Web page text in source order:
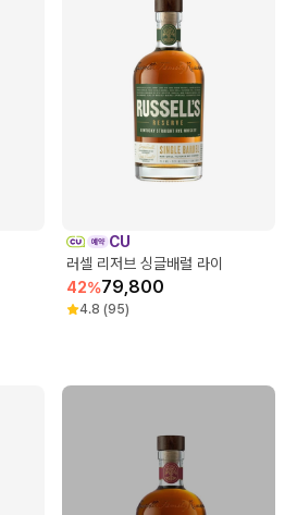
CU
러셀 리저브 싱글배럴 라이
42%79,800
4.8 (95)